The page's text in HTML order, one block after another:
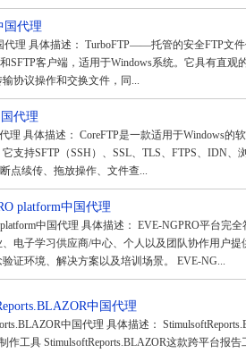
国代理
代理 具体描述： TurboFTP——托管的安全FTP文
SFTP客户端，适用于Windows系统。它具有直观
协议操作和交换文件，同...
代理
理 具体描述： CoreFTP是一款适用于Windows的
支持SFTP（SSH）、SSL、TLS、FTPS、IDN、
点续传、拖放操作、文件查...
platform中国代理
中国代理 具体描述： EVE-NGPRO平台完
电子学习供应商/中心、个人以及团队协作用户提
证环境、解决方案以及培训场景。 EVE-NG...
中国代理
中国代理 具体描述：
作工具 StimulsoftReports.BLAZOR这款跨平台报